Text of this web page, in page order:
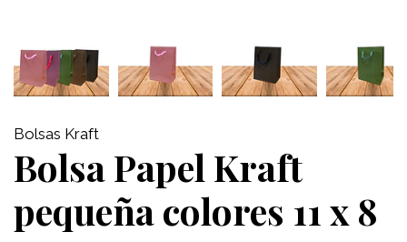
Bolsas Kraft
Bolsa Papel Kraft
pequeña colores 11 x 8